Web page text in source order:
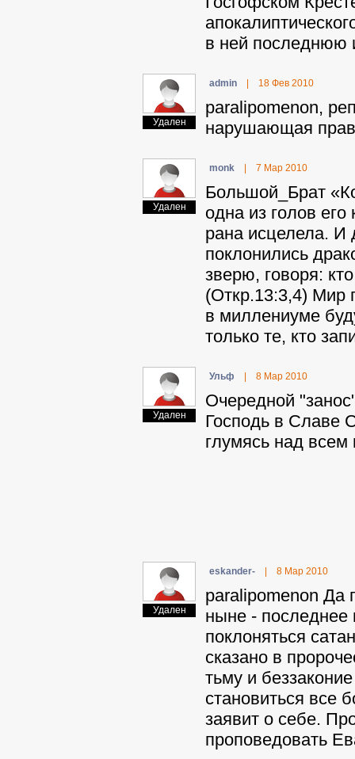
в ней последнюю
Удален
admin 18 Фев 2010
paralipomenon,
нарушающая
Удален
monk 7 Мар 2010
Бoльшoй_Бpaт
одна из голов
рана исцелела. И
поклонились
зверю, говоря:
(Откр.13:3,4) Мир
в миллениуме
только те, кто
Удален
Ульф 8 Мар 2010
Очередной
Господь в Славе
глумясь над
Удален
eskander- 8 Мар 2010
paralipomenon Да
ныне - последнее
поклоняться
сказано в
тьму и
становиться все
заявит о себе.
проповедовать